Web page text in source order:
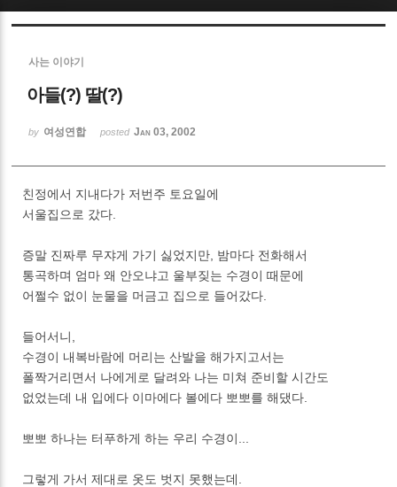
사는 이야기
아들(?) 딸(?)
by 여성연합 posted Jan 03, 2002
친정에서 지내다가 저번주 토요일에
서울집으로 갔다.
증말 진짜루 무쟈게 가기 싫었지만, 밤마다 전화해서
통곡하며 엄마 왜 안오냐고 울부짖는 수경이 때문에
어쩔수 없이 눈물을 머금고 집으로 들어갔다.
들어서니,
수경이 내복바람에 머리는 산발을 해가지고서는
폴짝거리면서 나에게로 달려와 나는 미쳐 준비할 시간도
없었는데 내 입에다 이마에다 볼에다 뽀뽀를 해댔다.
뽀뽀 하나는 터푸하게 하는 우리 수경이...
그렇게 가서 제대로 옷도 벗지 못했는데.
Sketchbook5, 스케치북5
Sketchbook5, 스케치북5